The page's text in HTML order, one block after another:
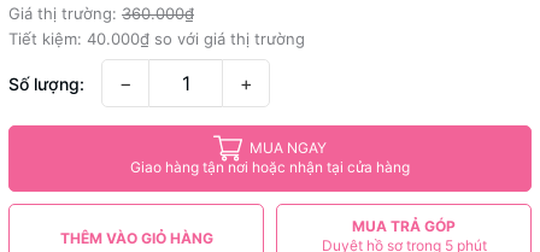
Giá thị trường: 360.000₫
Tiết kiệm: 40.000₫ so với giá thị trường
Số lượng: − +
MUA NGAY
Giao hàng tận nơi hoặc nhận tại cửa hàng
THÊM VÀO GIỎ HÀNG
MUA TRẢ GÓP
Duyệt hồ sơ trong 5 phút